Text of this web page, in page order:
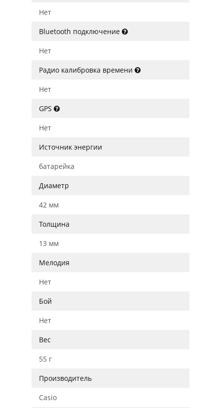
Нет
Bluetooth подключение
Нет
Радио калибровка времени
Нет
GPS
Нет
Источник энергии
батарейка
Диаметр
42 мм
Толщина
13 мм
Мелодия
Нет
Бой
Нет
Вес
55 г
Производитель
Casio